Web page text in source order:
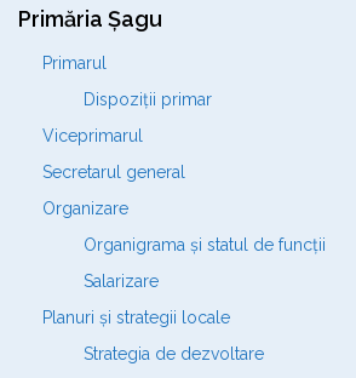
Primăria Șagu
Primarul
Dispoziții primar
Viceprimarul
Secretarul general
Organizare
Organigrama și statul de funcții
Salarizare
Planuri și strategii locale
Strategia de dezvoltare